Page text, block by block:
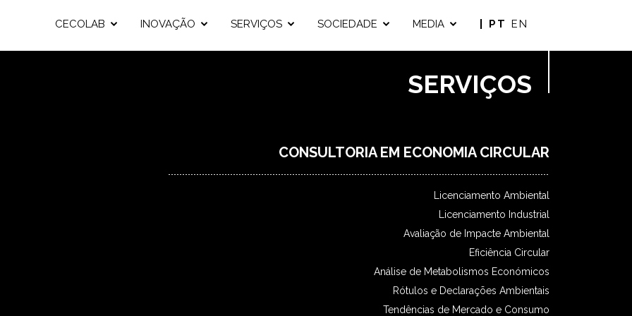
CECOLAB INOVAÇÃO SERVIÇOS SOCIEDADE MEDIA | PT EN
SERVIÇOS
CONSULTORIA EM ECONOMIA CIRCULAR
Licenciamento Ambiental
Licenciamento Industrial
Avaliação de Impacte Ambiental
Eficiência Circular
Análise de Metabolismos Económicos
Rótulos e Declarações Ambientais
Tendências de Mercado e Consumo